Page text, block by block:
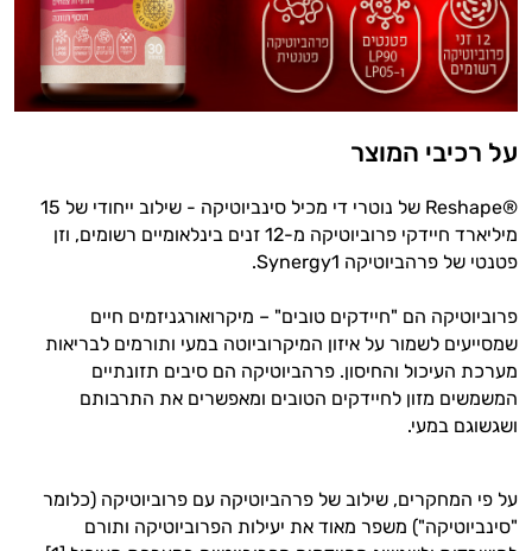
על רכיבי המוצר
®Reshape של נוטרי די מכיל סינביוטיקה - שילוב ייחודי של 15
מיליארד חיידקי פרוביוטיקה מ-12 זנים בינלאומיים רשומים, וזן
פטנטי של פרהביוטיקה Synergy1.
פרוביוטיקה הם "חיידקים טובים" – מיקרואורגניזמים חיים
שמסייעים לשמור על איזון המיקרוביוטה במעי ותורמים לבריאות
מערכת העיכול והחיסון. פרהביוטיקה הם סיבים תזונתיים
המשמשים מזון לחיידקים הטובים ומאפשרים את התרבותם
ושגשוגם במעי.
על פי המחקרים, שילוב של פרהביוטיקה עם פרוביוטיקה (כלומר
"סינביוטיקה") משפר מאוד את יעילות הפרוביוטיקה ותורם